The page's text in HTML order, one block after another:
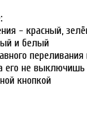
- красный,
и белый
переливания
его не выключишь
кнопкой